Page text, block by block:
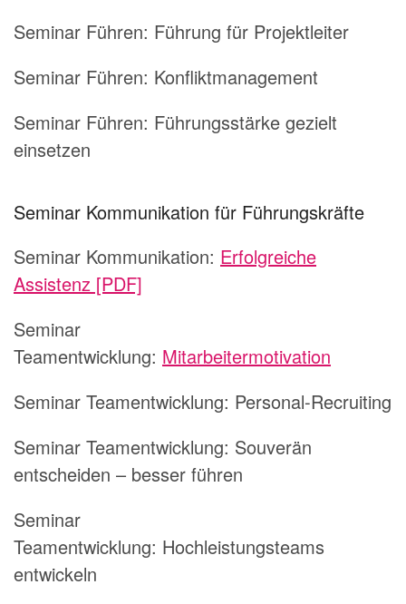
Seminar Führen: Führung für Projektleiter
Seminar Führen: Konfliktmanagement
Seminar Führen: Führungsstärke gezielt
einsetzen
Seminar Kommunikation für Führungskräfte
Seminar Kommunikation: Erfolgreiche
Assistenz [PDF]
Seminar
Teamentwicklung: Mitarbeitermotivation
Seminar Teamentwicklung: Personal-Recruiting
Seminar Teamentwicklung: Souverän
entscheiden – besser führen
Seminar
Teamentwicklung: Hochleistungsteams
entwickeln